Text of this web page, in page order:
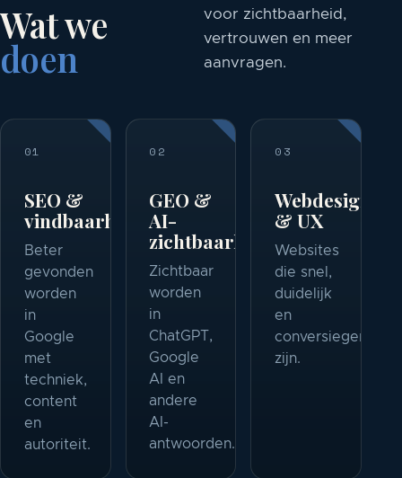
Wat we
doen
voor zichtbaarheid,
vertrouwen en meer
aanvragen.
01
SEO &
vindbaarheid
Beter
gevonden
worden
in
Google
met
techniek,
content
en
autoriteit.
02
GEO &
AI-
zichtbaarheid
Zichtbaar
worden
in
ChatGPT,
Google
AI en
andere
AI-
antwoorden.
03
Webdesign
& UX
Websites
die snel,
duidelijk
en
conversiegericht
zijn.